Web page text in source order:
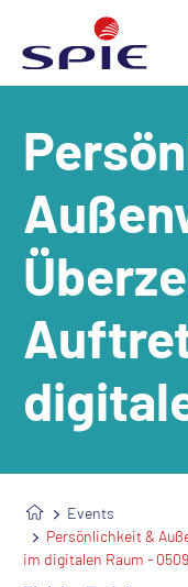
Events
Persönlichkeit &
im digitalen Raum -